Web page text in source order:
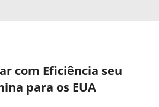
com Eficiência seu
para os EUA